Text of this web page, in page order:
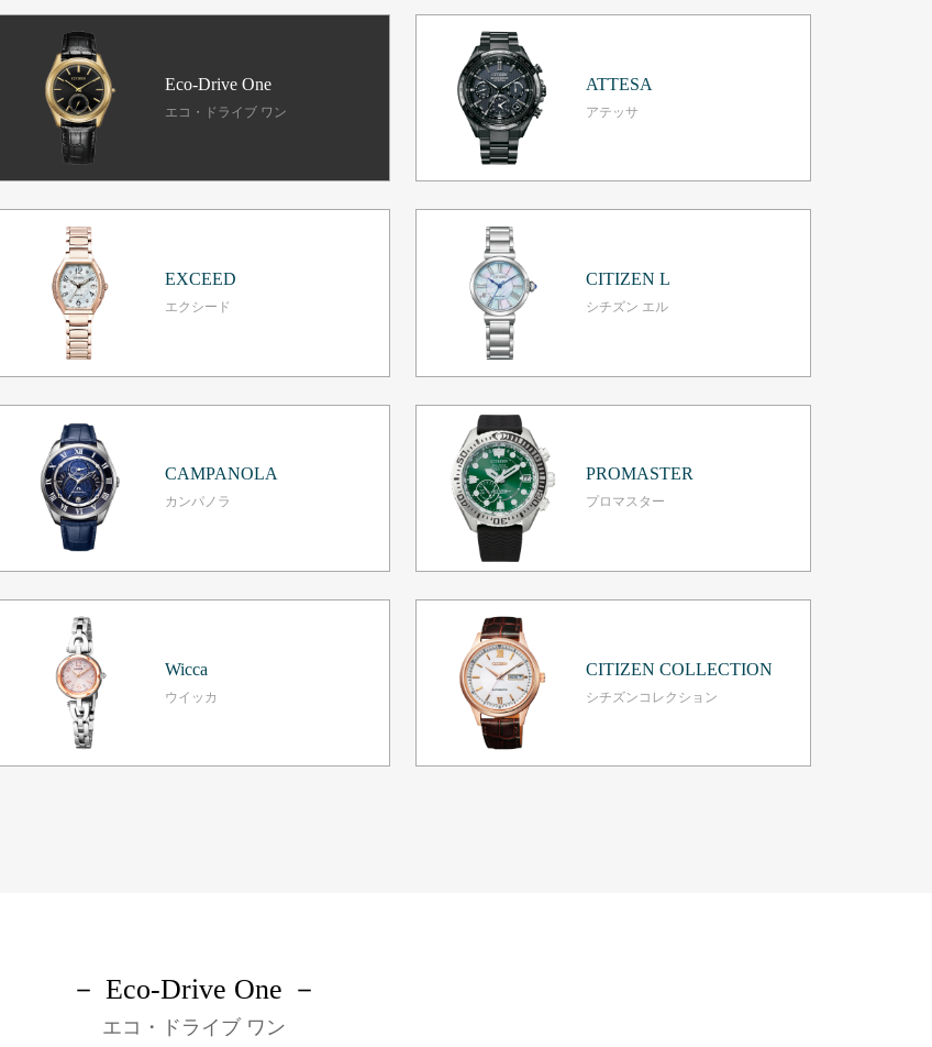
Eco-Drive One
エコ・ドライブ ワン
ATTESA
アテッサ
EXCEED
エクシード
CITIZEN L
シチズン エル
CAMPANOLA
カンパノラ
PROMASTER
プロマスター
Wicca
ウイッカ
CITIZEN COLLECTION
シチズンコレクション
－ Eco-Drive One －
エコ・ドライブ ワン